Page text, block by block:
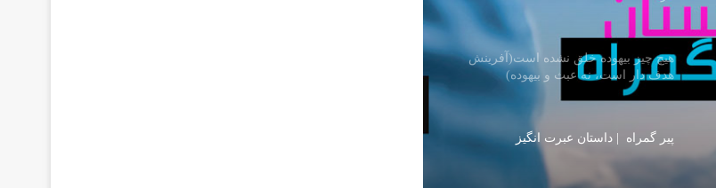
هدف دار است، نه عبث و بیهوده)
پیر گمراه | داستان عبرت انگیز
اوصاف و زیبائی های الله سبحانه و تعالی